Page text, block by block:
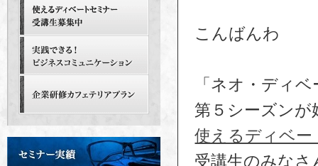
こんばんわ
「ネオ・ディ
第５シーズン
使えるディベ
受講生のみなさ